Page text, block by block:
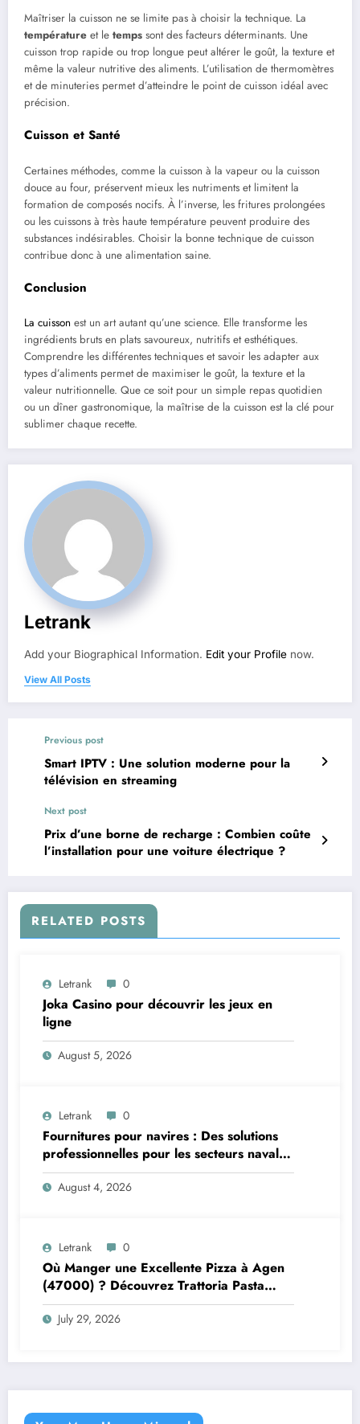
Maîtriser la cuisson ne se limite pas à choisir la technique. La
température et le temps sont des facteurs déterminants. Une
cuisson trop rapide ou trop longue peut altérer le goût, la texture et
même la valeur nutritive des aliments. L’utilisation de thermomètres
et de minuteries permet d’atteindre le point de cuisson idéal avec
précision.
Cuisson et Santé
Certaines méthodes, comme la cuisson à la vapeur ou la cuisson
douce au four, préservent mieux les nutriments et limitent la
formation de composés nocifs. À l’inverse, les fritures prolongées
ou les cuissons à très haute température peuvent produire des
substances indésirables. Choisir la bonne technique de cuisson
contribue donc à une alimentation saine.
Conclusion
La cuisson est un art autant qu’une science. Elle transforme les
ingrédients bruts en plats savoureux, nutritifs et esthétiques.
Comprendre les différentes techniques et savoir les adapter aux
types d’aliments permet de maximiser le goût, la texture et la
valeur nutritionnelle. Que ce soit pour un simple repas quotidien
ou un dîner gastronomique, la maîtrise de la cuisson est la clé pour
sublimer chaque recette.
Letrank
Add your Biographical Information. Edit your Profile now.
View All Posts
Previous post
Smart IPTV : Une solution moderne pour la
télévision en streaming
Next post
Prix d’une borne de recharge : Combien coûte
l’installation pour une voiture électrique ?
RELATED POSTS
Letrank 0
Joka Casino pour découvrir les jeux en
ligne
August 5, 2026
Letrank 0
Fournitures pour navires : Des solutions
professionnelles pour les secteurs naval et
offshore
August 4, 2026
Letrank 0
Où Manger une Excellente Pizza à Agen
(47000) ? Découvrez Trattoria Pasta
Pizza Brax
July 29, 2026